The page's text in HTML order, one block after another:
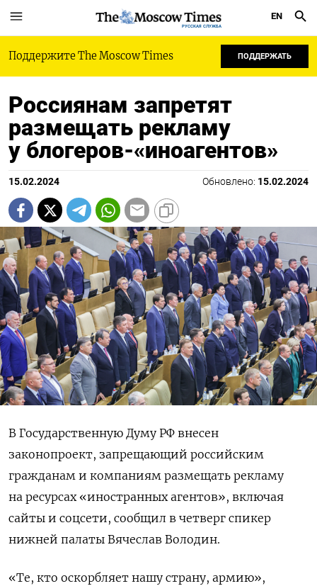
РУССКАЯ СЛУЖБА
EN
Поддержите The Moscow Times ПОДДЕРЖАТЬ
Россиянам запретят
размещать рекламу
у блогеров-«иноагентов»
15.02.2024 Обновлено: 15.02.2024
В Государственную Думу РФ внесен
законопроект, запрещающий российским
гражданам и компаниям размещать рекламу
на ресурсах «иностранных агентов», включая
сайты и соцсети, сообщил в четверг спикер
нижней палаты Вячеслав Володин.
«Те, кто оскорбляет нашу страну, армию»,